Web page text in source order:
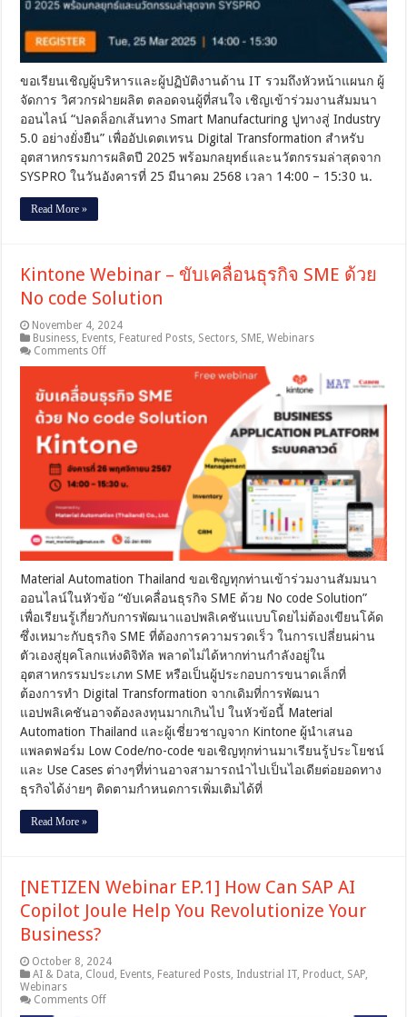
ทาง
สู่
Industry
5.0
อย่าง
ยั่งยืน
[25
มีนาคม
2568
14:00
น.]
ขอเรียนเชิญผู้บริหารและผู้ปฏิบัติงานด้าน IT รวมถึงหัวหน้าแผนก ผู้
จัดการ วิศวกรฝ่ายผลิต ตลอดจนผู้ที่สนใจ เชิญเข้าร่วมงานสัมมนา
ออนไลน์ “ปลดล็อกเส้นทาง Smart Manufacturing ปูทางสู่ Industry
5.0 อย่างยั่งยืน” เพื่ออัปเดตเทรน Digital Transformation สำหรับ
อุตสาหกรรมการผลิตปี 2025 พร้อมกลยุทธ์และนวัตกรรมล่าสุดจาก
SYSPRO ในวันอังคารที่ 25 มีนาคม 2568 เวลา 14:00 – 15:30 น.
Read More »
Kintone Webinar – ขับเคลื่อนธุรกิจ SME ด้วย
No code Solution
November 4, 2024
Business Events Featured Posts Sectors SME ,Webinars
Comments Offon
ขับ
เคลื่อน
ธุรกิจ
SME
ด้วย
No
Material Automation Thailand ขอเชิญทุกท่านเข้าร่วมงานสัมมนา
ออนไลน์ในหัวข้อ “ขับเคลื่อนธุรกิจ SME ด้วย No code Solution”
เพื่อเรียนรู้เกี่ยวกับการพัฒนาแอปพลิเคชันแบบโดยไม่ต้องเขียนโค้ด
ซึ่งเหมาะกับธุรกิจ SME ที่ต้องการความรวดเร็ว ในการเปลี่ยนผ่าน
ตัวเองสู่ยุคโลกแห่งดิจิทัล พลาดไม่ได้หากท่านกำลังอยู่ใน
อุตสาหกรรมประเภท SME หรือเป็นผู้ประกอบการขนาดเล็กที่
ต้องการทำ Digital Transformation จากเดิมที่การพัฒนา
แอปพลิเคชันอาจต้องลงทุนมากเกินไป ในหัวข้อนี้ Material
Automation Thailand และผู้เชี่ยวชาญจาก Kintone ผู้นำเสนอ
แพลตฟอร์ม Low Code/no-code ขอเชิญทุกท่านมาเรียนรู้ประโยชน์
และ Use Cases ต่างๆที่ท่านอาจสามารถนำไปเป็นไอเดียต่อยอดทาง
ธุรกิจได้ง่ายๆ ติดตามกำหนดการเพิ่มเติมได้ที่
Read More »
[NETIZEN Webinar EP.1] How Can SAP AI
Copilot Joule Help You Revolutionize Your
Business?
October 8, 2024
AI & Data, Cloud , Events, Featured Posts, Industrial IT, Product, SAP,
Webinars
Comments Offon